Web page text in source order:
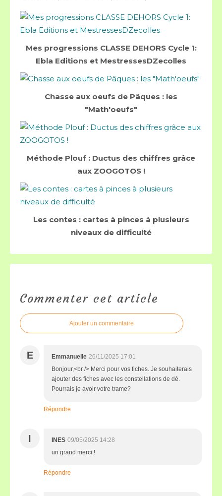
Mes progressions CLASSE DEHORS Cycle 1:
Ebla Editions et MestressesDZecolles
Chasse aux oeufs de Pâques : les
"Math'oeufs"
Méthode Plouf : Ductus des chiffres grâce
aux ZOOGOTOS !
Les contes : cartes à pinces à plusieurs
niveaux de difficulté
Commenter cet article
Ajouter un commentaire
E Emmanuelle 26/11/2025 17:01
Bonjour,<br /> Merci pour vos fiches. Je souhaiterais
ajouter des fiches avec les constellations de dé.
Pourrais je avoir votre trame?
Répondre
I INES 09/05/2025 14:28
un grand merci !
Répondre